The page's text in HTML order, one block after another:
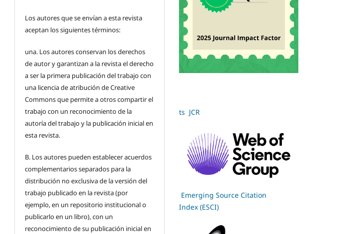
Los autores que se envían a esta revista
aceptan los siguientes términos:
una. Los autores conservan los derechos
de autor y garantizan a la revista el derecho
a ser la primera publicación del trabajo con
una licencia de atribución de Creative
Commons que permite a otros compartir el
trabajo con un reconocimiento de la
autoría del trabajo y la publicación inicial en
esta revista.
B. Los autores pueden establecer acuerdos
complementarios separados para la
distribución no exclusiva de la versión del
trabajo publicado en la revista (por
ejemplo, en un repositorio institucional o
publicarlo en un libro), con un
reconocimiento de su publicación inicial en
ts JCR
Emerging Source Citation
Index (ESCI)